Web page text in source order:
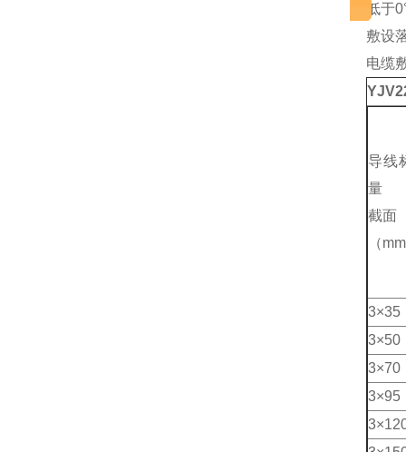
低于
敷设
电缆
导线
量
截面
（
3×35
3×50
3×70
3×95